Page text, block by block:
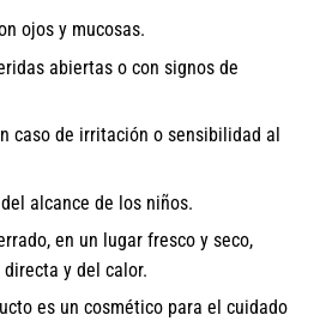
ojos y mucosas.
abiertas o con signos de
caso de irritación o sensibilidad al
alcance de los niños.
en un lugar fresco y seco,
y del calor.
es un cosmético para el cuidado